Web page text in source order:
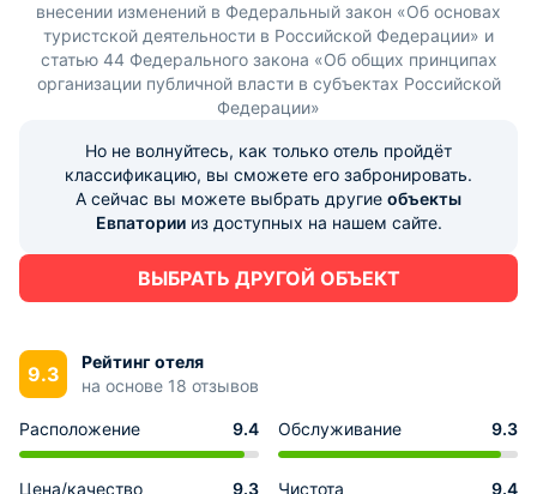
внесении изменений в Федеральный закон «Об основах
туристской деятельности в Российской Федерации» и
статью 44 Федерального закона «Об общих принципах
организации публичной власти в субъектах Российской
Федерации»
Но не волнуйтесь, как только отель пройдёт
классификацию, вы сможете его забронировать.
А сейчас вы можете выбрать другие объекты
Евпаториииз доступных на нашем сайте.
ВЫБРАТЬ ДРУГОЙ ОБЪЕКТ
9.3
Рейтинг отеля
на основе 18 отзывов
Расположение 9.4 Обслуживание 9.3
Цена/качество 9.3 Чистота 9.4